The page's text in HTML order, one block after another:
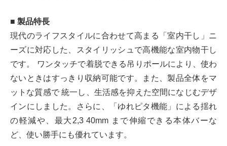
■ 製品特長
現代のライフスタイルに合わせて高まる「室内干し」ニ
ーズに対応した、スタイリッシュで高機能な室内物干し
です。 ワンタッチで着脱できる吊りポールにより、使わ
ないときはすっきり収納可能です。また、製品全体をマ
ットな質感で 統一し、生活感を抑えた空間になじむデザ
インにしました。さらに、「ゆれピタ機能」による揺れ
の軽減や、最大2,3 40mm まで伸縮できる本体バーな
ど、使い勝手にも優れています。